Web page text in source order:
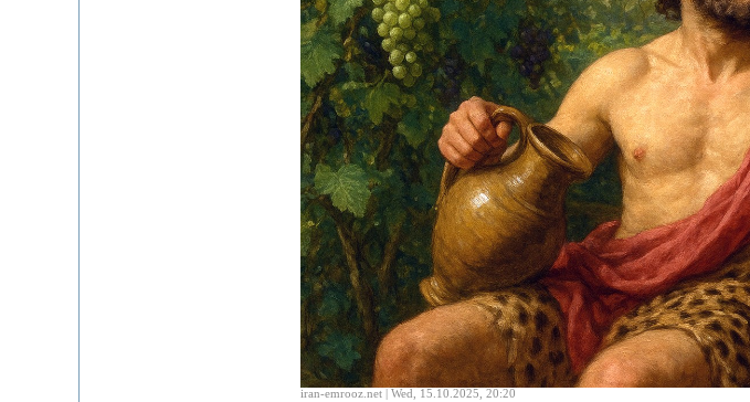
iran-emrooz.net | Wed, 15.10.2025, 20:20